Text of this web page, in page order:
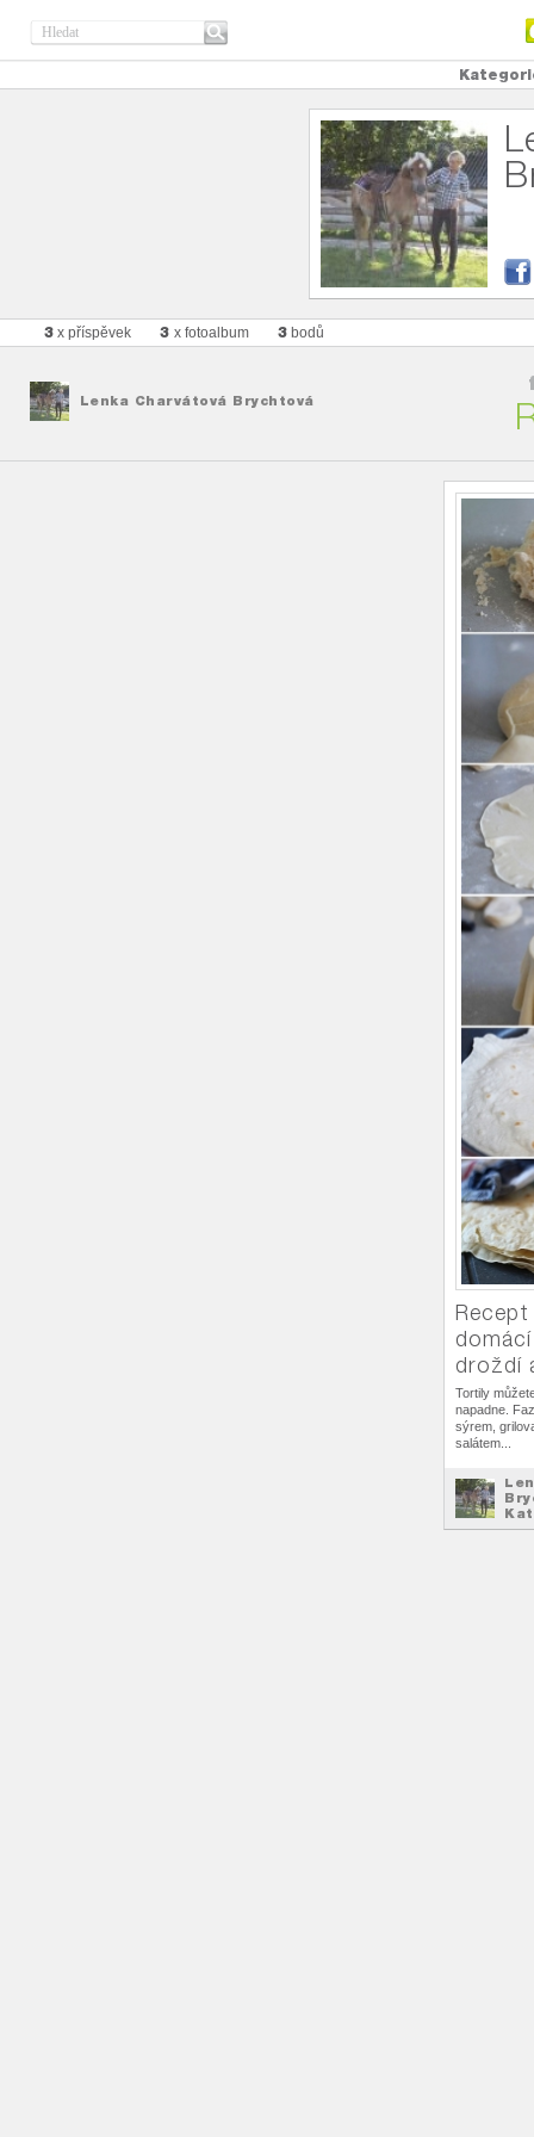
3 x příspěvek 3 x fotoalbum 3 bodů
Lenka Charvátová Brychtová
Recept
droždí
Tortily
napadne.
sýrem,
salátem...
na